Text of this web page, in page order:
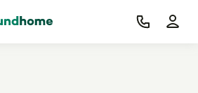
Hauptinhalt